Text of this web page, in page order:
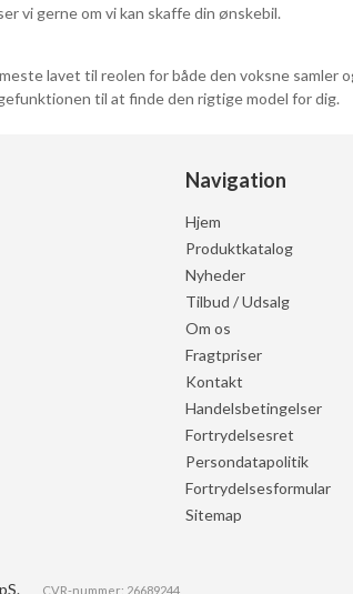
vi gerne om vi kan skaffe din ønskebil.
lavet til reolen for både den voksne samler
til at finde den rigtige model for dig.
Navigation
Hjem
Produktkatalog
Nyheder
Tilbud / Udsalg
Om os
Fragtpriser
Kontakt
Handelsbetingelser
Fortrydelsesret
Persondatapolitik
Fortrydelsesformular
Sitemap
CVR-nummer: 26689244